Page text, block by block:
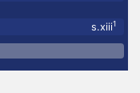
s.xiii1